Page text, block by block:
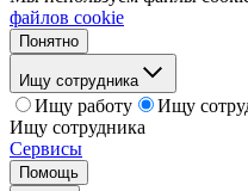
файлов cookie
Понятно
Ищу сотрудника
Ищу работу
Ищу
Ищу сотрудника
Сервисы
Помощь